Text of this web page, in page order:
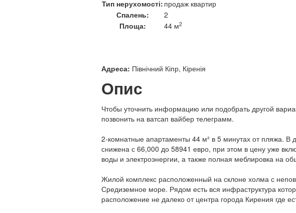
Тип нерухомості: продаж квартир
Спалень:
2
Площа:
44 м2
Адреса: Північний Кіпр, Кіренія
Опис
Чтобы уточнить информацию или подобрать другой
позвонить на ватсап вайбер телеграмм.
2-комнатные апартаменты 44 м² в 5 минутах от пляжа.
снижена с 66,000 до 58941 евро, при этом в цену уже
воды и электроэнергии, а также полная меблировка на
Жилой комплекс расположенный на склоне холма с
Средиземное море. Рядом есть вся инфраструктура
расположение не далеко от центра города Кирения где